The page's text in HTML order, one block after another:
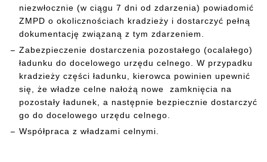
niezwłocznie (w ciągu 7 dni od zdarzenia) powiadomić
ZMPD o okolicznościach kradzieży i dostarczyć pełną
dokumentację związaną z tym zdarzeniem.
Zabezpieczenie dostarczenia pozostałego (ocalałego)
ładunku do docelowego urzędu celnego. W przypadku
kradzieży części ładunku, kierowca powinien upewnić
się, że władze celne nałożą nowe zamknięcia na
pozostały ładunek, a następnie bezpiecznie dostarczyć
go do docelowego urzędu celnego.
Współpraca z władzami celnymi.